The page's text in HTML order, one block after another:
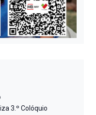
3.º Colóquio